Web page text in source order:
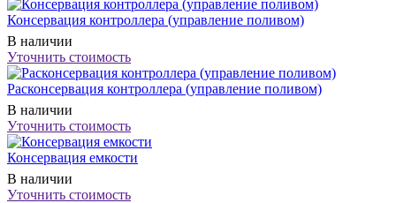
Консервация контроллера (управление поливом)
В наличии
Уточнить стоимость
Расконсервация контроллера (управление поливом)
В наличии
Уточнить стоимость
Консервация емкости
В наличии
Уточнить стоимость